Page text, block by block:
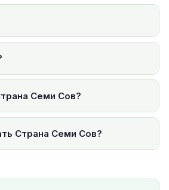
Семи Сов?
Страна Семи Сов?